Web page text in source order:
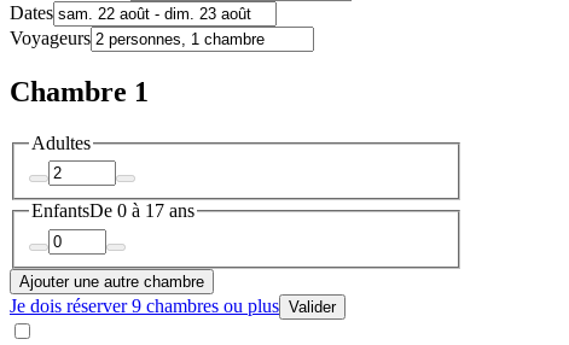
Dates
Voyageurs
Chambre 1
Adultes
EnfantsDe 0 à 17 ans
Ajouter une autre chambre
Je dois réserver 9 chambres ou plus Valider